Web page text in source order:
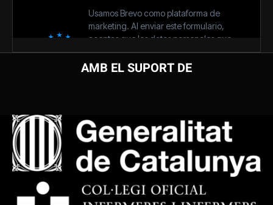
AMB EL SUPORT DE